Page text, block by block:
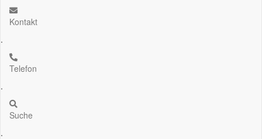
Kontakt
.
Telefon
.
Suche
.